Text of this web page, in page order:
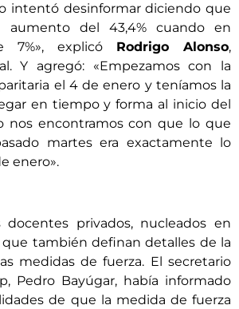
intentó desinformar diciendo que
del 43,4% cuando en
7%», explicó Rodrigo Alonso,
Y agregó: «Empezamos con la
el 4 de enero y teníamos la
en tiempo y forma al inicio del
nos encontramos con que lo que
martes era exactamente lo
enero».
privados, nucleados en
que también definan detalles de la
medidas de fuerza. El secretario
Pedro Bayúgar, había informado
de que la medida de fuerza